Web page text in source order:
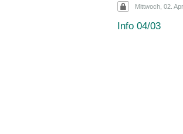
Mittwoch, 02.
Info 04/03